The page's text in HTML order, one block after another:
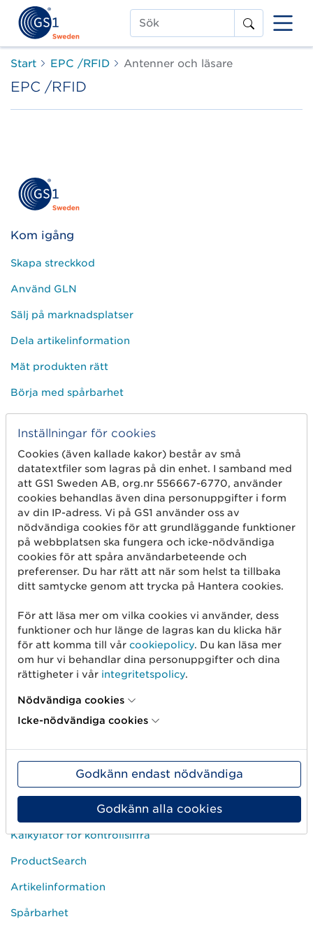
Sök
Start EPC /RFID Antenner och läsare
EPC /RFID
Kom igång
Skapa streckkod
Använd GLN
Sälj på marknadsplatser
Dela artikelinformation
Mät produkten rätt
Börja med spårbarhet
Om oss
Det här är vi
GS1-standarder
Användargrupper
Jobba hos oss
Kontakta oss
Press och media
Kundservice
FAQ
Prislistor
Populära länkar
Kalkylator för kontrollsiffra
ProductSearch
Artikelinformation
Spårbarhet
Inställningar för cookies
Cookies (även kallade kakor) består av små
datatextfiler som lagras på din enhet. I samband med
att GS1 Sweden AB, org.nr 556667-6770, använder
cookies behandlas även dina personuppgifter i form
av din IP-adress. Vi på GS1 använder oss av
nödvändiga cookies för att grundläggande funktioner
på webbplatsen ska fungera och icke-nödvändiga
cookies för att spåra användarbeteende och
preferenser. Du har rätt att när som helst ta tillbaka
ditt samtycke genom att trycka på Hantera cookies.
För att läsa mer om vilka cookies vi använder, dess
funktioner och hur länge de lagras kan du klicka här
för att komma till vår cookiepolicy. Du kan läsa mer
om hur vi behandlar dina personuppgifter och dina
rättigheter i vår integritetspolicy.
Nödvändiga cookies
Icke-nödvändiga cookies
Godkänn endast nödvändiga
Godkänn alla cookies